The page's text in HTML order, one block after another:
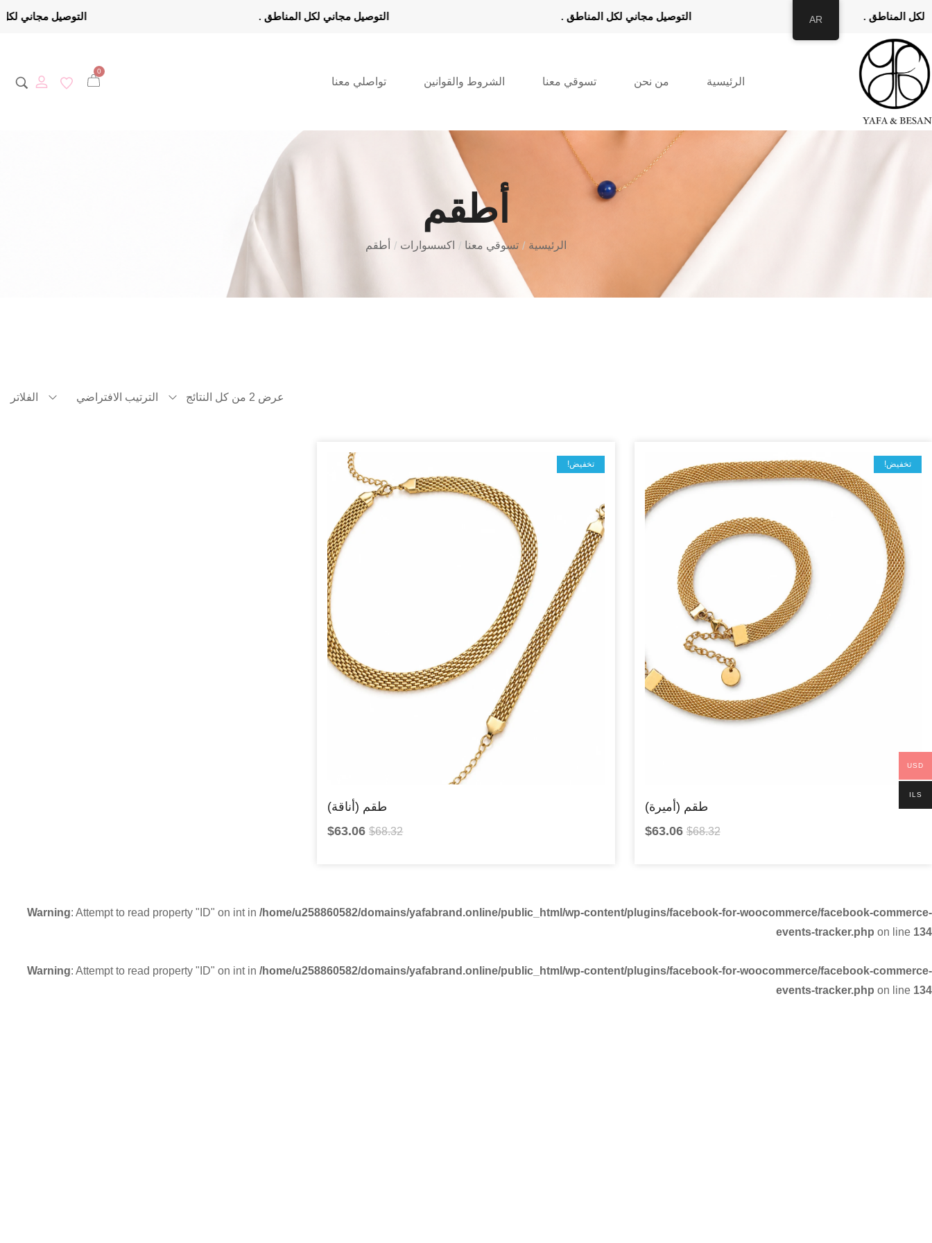
مجاني لكل المناطق . التوصيل مجاني لكل المناطق . التوصيل مجاني لكل المناطق . التوصيل
الرئيسية من نحن تسوقي معنا الشروط والقوانين تواصلي معنا
0
أطقم
الرئيسية / تسوقي معنا / اكسسوارات / أطقم
عرض ⁦2⁩ من كل النتائج الترتيب الافتراضي الفلاتر
تخفيض!
طقم (أميرة)
$68.32
$63.06
تخفيض!
طقم (أناقة)
$68.32
$63.06
Warning: Attempt to read property "ID" on int in /home/u258860582/domains/yafabrand.online/public_html/wp-content/plugins/facebook-for-woocommerce/facebook-commerce-
events-tracker.php on line 134
Warning: Attempt to read property "ID" on int in /home/u258860582/domains/yafabrand.online/public_html/wp-content/plugins/facebook-for-woocommerce/facebook-commerce-
events-tracker.php on line 134
AR
USD
ILS